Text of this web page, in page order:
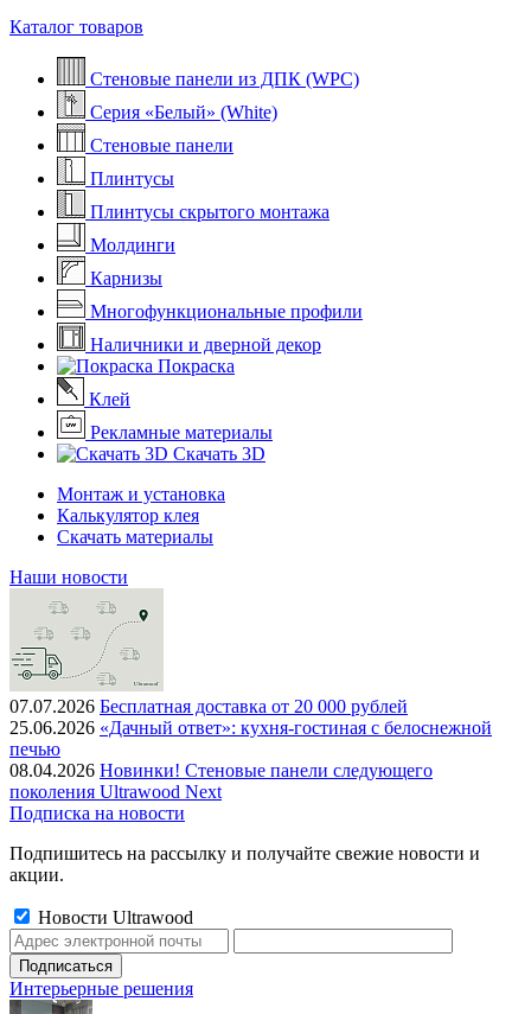
Каталог товаров
Стеновые панели из ДПК (WPC)
Серия «Белый» (White)
Стеновые панели
Плинтусы
Плинтусы скрытого монтажа
Молдинги
Карнизы
Многофункциональные профили
Наличники и дверной декор
Покраска
Клей
Рекламные материалы
Скачать 3D
Монтаж и установка
Калькулятор клея
Скачать материалы
Наши новости
07.07.2026 Бесплатная доставка от 20 000 рублей
25.06.2026 «Дачный ответ»: кухня-гостиная с белоснежной
печью
08.04.2026 Новинки! Стеновые панели следующего
поколения Ultrawood Next
Подписка на новости
Подпишитесь на рассылку и получайте свежие новости и
акции.
Новости Ultrawood
Интерьерные решения